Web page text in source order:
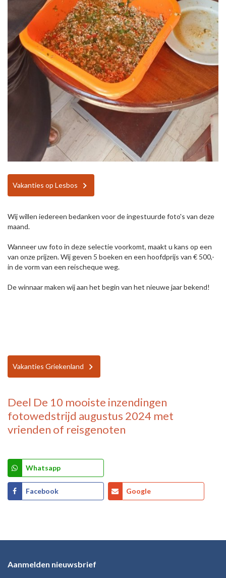
Vakanties op Lesbos
Wij willen iedereen bedanken voor de ingestuurde foto's van deze
maand.
Wanneer uw foto in deze selectie voorkomt, maakt u kans op een
van onze prijzen. Wij geven 5 boeken en een hoofdprijs van € 500,-
in de vorm van een reischeque weg.
De winnaar maken wij aan het begin van het nieuwe jaar bekend!
Vakanties Griekenland
Deel De 10 mooiste inzendingen
fotowedstrijd augustus 2024 met
vrienden of reisgenoten
Whatsapp
Facebook Google
Aanmelden nieuwsbrief